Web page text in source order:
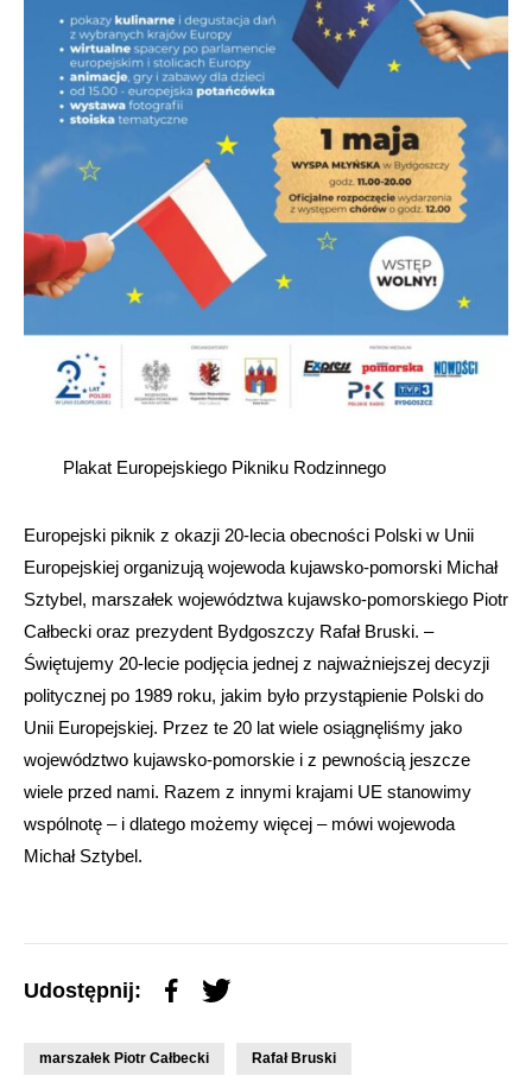
Plakat Europejskiego Pikniku Rodzinnego
Europejski piknik z okazji 20-lecia obecności Polski w Unii
Europejskiej organizują wojewoda kujawsko-pomorski Michał
Sztybel, marszałek województwa kujawsko-pomorskiego Piotr
Całbecki oraz prezydent Bydgoszczy Rafał Bruski. –
Świętujemy 20-lecie podjęcia jednej z najważniejszej decyzji
politycznej po 1989 roku, jakim było przystąpienie Polski do
Unii Europejskiej. Przez te 20 lat wiele osiągnęliśmy jako
województwo kujawsko-pomorskie i z pewnością jeszcze
wiele przed nami. Razem z innymi krajami UE stanowimy
wspólnotę – i dlatego możemy więcej – mówi wojewoda
Michał Sztybel.
Udostępnij:
marszałek Piotr Całbecki Rafał Bruski